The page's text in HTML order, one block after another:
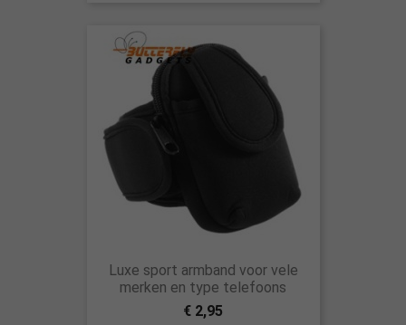
Luxe sport armband voor vele
merken en type telefoons
€ 2,95